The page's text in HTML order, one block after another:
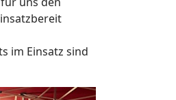
im Einsatz sind